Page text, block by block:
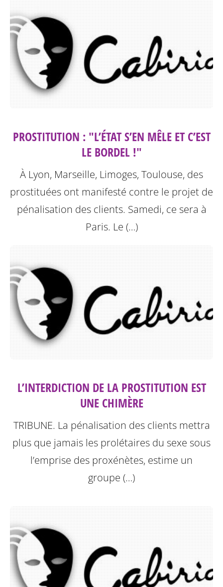
PROSTITUTION : "L’ÉTAT S’EN MÊLE ET C’EST
LE BORDEL !"
À Lyon, Marseille, Limoges, Toulouse, des
prostituées ont manifesté contre le projet de
pénalisation des clients. Samedi, ce sera à
Paris. Le (…)
L’INTERDICTION DE LA PROSTITUTION EST
UNE CHIMÈRE
TRIBUNE. La pénalisation des clients mettra
plus que jamais les prolétaires du sexe sous
l’emprise des proxénètes, estime un
groupe (…)